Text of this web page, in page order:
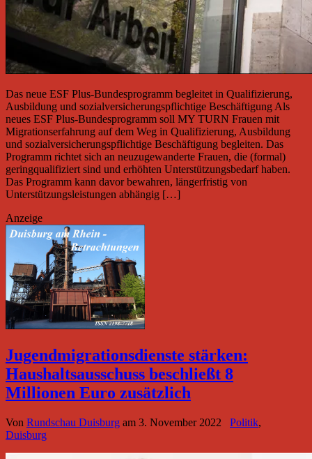
Das neue ESF Plus-Bundesprogramm begleitet in Qualifizierung,
Ausbildung und sozialversicherungspflichtige Beschäftigung Als
neues ESF Plus-Bundesprogramm soll MY TURN Frauen mit
Migrationserfahrung auf dem Weg in Qualifizierung, Ausbildung
und sozialversicherungspflichtige Beschäftigung begleiten. Das
Programm richtet sich an neuzugewanderte Frauen, die (formal)
geringqualifiziert sind und erhöhten Unterstützungsbedarf haben.
Das Programm kann davor bewahren, längerfristig von
Unterstützungsleistungen abhängig […]
Anzeige
Jugendmigrationsdienste stärken:
Haushaltsausschuss beschließt 8
Millionen Euro zusätzlich
Von Rundschau Duisburg am 3. November 2022 Politik,
Duisburg